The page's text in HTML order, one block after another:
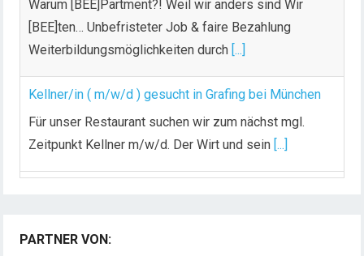
Warum [BEE]Partment?! Weil wir anders sind Wir
[BEE]ten… Unbefristeter Job & faire Bezahlung
Weiterbildungsmöglichkeiten durch [...]
Kellner/in ( m/w/d ) gesucht in Grafing bei München
Für unser Restaurant suchen wir zum nächst mgl.
Zeitpunkt Kellner m/w/d. Der Wirt und sein [...]
Dein Arbeitsplatz mit Urlaubsfeeling Chef de Rang
PARTNER VON: